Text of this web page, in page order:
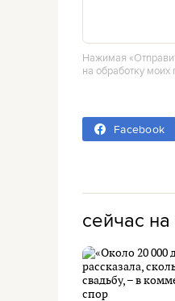
Нажимая
на обработку
Facebook
сейчас